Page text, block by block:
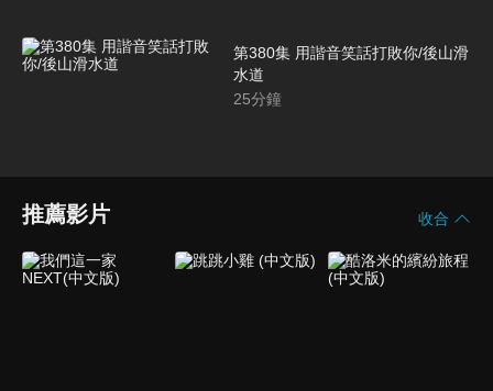
第380集 用諧音笑話打敗你/後山滑
水道
25分鐘
推薦影片 收合